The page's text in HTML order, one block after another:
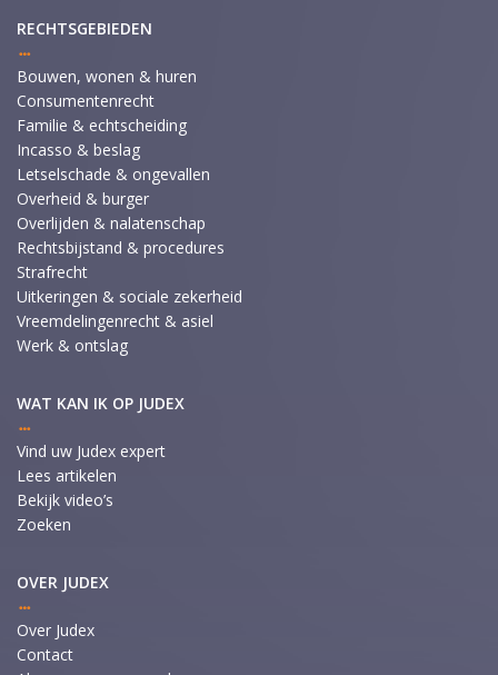
RECHTSGEBIEDEN
Bouwen, wonen & huren
Consumentenrecht
Familie & echtscheiding
Incasso & beslag
Letselschade & ongevallen
Overheid & burger
Overlijden & nalatenschap
Rechtsbijstand & procedures
Strafrecht
Uitkeringen & sociale zekerheid
Vreemdelingenrecht & asiel
Werk & ontslag
WAT KAN IK OP JUDEX
Vind uw Judex expert
Lees artikelen
Bekijk video’s
Zoeken
OVER JUDEX
Over Judex
Contact